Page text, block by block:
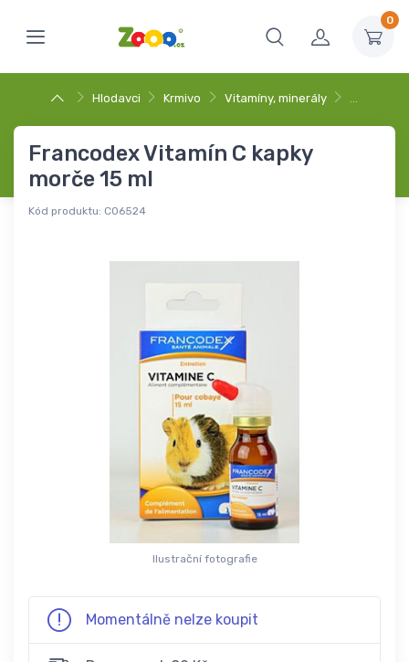
0
Hlodavci Krmivo Vitamíny, minerály …
Francodex Vitamín C kapky
morče 15 ml
Kód produktu: C06524
Ilustrační fotografie
Momentálně nelze koupit